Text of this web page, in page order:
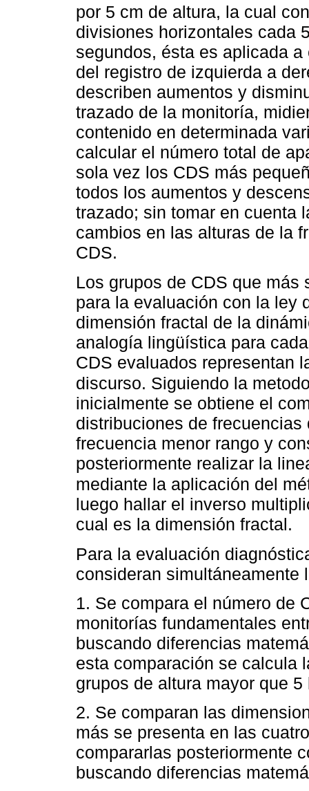
por 5 cm de altura, la cual
divisiones horizontales cada
segundos, ésta es aplicada
del registro de izquierda a
describen aumentos y
trazado de la monitoría,
contenido en determinada
calcular el número total de
sola vez los CDS más
todos los aumentos y
trazado; sin tomar en cuenta
cambios en las alturas de la
CDS.
Los grupos de CDS que
para la evaluación con la ley
dimensión fractal de la
analogía lingüística para
CDS evaluados representan
discurso. Siguiendo la
inicialmente se obtiene el
distribuciones de
frecuencia menor rango y
posteriormente realizar la
mediante la aplicación del
luego hallar el inverso
cual es la dimensión fractal.
Para la evaluación
consideran simultáneamente
1. Se compara el número de
monitorías fundamentales
buscando diferencias
esta comparación se calcula
grupos de altura mayor que
2. Se comparan las
más se presenta en las
compararlas posteriormente
buscando diferencias